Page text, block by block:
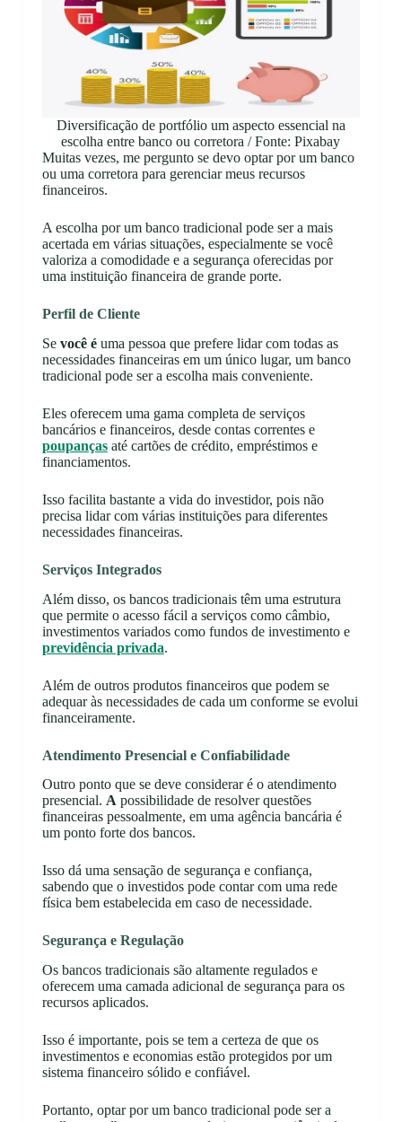
Diversificação de portfólio um aspecto essencial na
escolha entre banco ou corretora / Fonte: Pixabay
Muitas vezes, me pergunto se devo optar por um banco
ou uma corretora para gerenciar meus recursos
financeiros.
A escolha por um banco tradicional pode ser a mais
acertada em várias situações, especialmente se você
valoriza a comodidade e a segurança oferecidas por
uma instituição financeira de grande porte.
Perfil de Cliente
Se você éuma pessoa que prefere lidar com todas as
necessidades financeiras em um único lugar, um banco
tradicional pode ser a escolha mais conveniente.
Eles oferecem uma gama completa de serviços
bancários e financeiros, desde contas correntes e
poupançasaté cartões de crédito, empréstimos e
financiamentos.
Isso facilita bastante a vida do investidor, pois não
precisa lidar com várias instituições para diferentes
necessidades financeiras.
Serviços Integrados
Além disso, os bancos tradicionais têm uma estrutura
que permite o acesso fácil a serviços como câmbio,
investimentos variados como fundos de investimento e
previdência privada.
Além de outros produtos financeiros que podem se
adequar às necessidades de cada um conforme se evolui
financeiramente.
Atendimento Presencial e Confiabilidade
Outro ponto que se deve considerar é o atendimento
presencial. A possibilidade de resolver questões
financeiras pessoalmente, em uma agência bancária é
um ponto forte dos bancos.
Isso dá uma sensação de segurança e confiança,
sabendo que o investidos pode contar com uma rede
física bem estabelecida em caso de necessidade.
Segurança e Regulação
Os bancos tradicionais são altamente regulados e
oferecem uma camada adicional de segurança para os
recursos aplicados.
Isso é importante, pois se tem a certeza de que os
investimentos e economias estão protegidos por um
sistema financeiro sólido e confiável.
Portanto, optar por um banco tradicional pode ser a